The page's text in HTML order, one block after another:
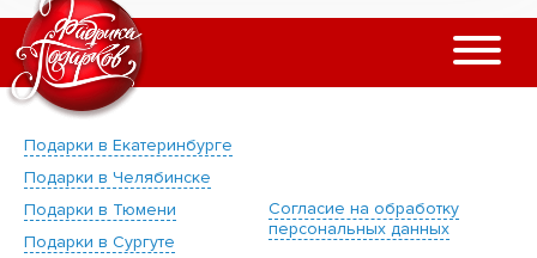
Подарки в Екатеринбурге
Подарки в Челябинске
Подарки в Тюмени
Подарки в Сургуте
Согласие на обработку
персональных данных